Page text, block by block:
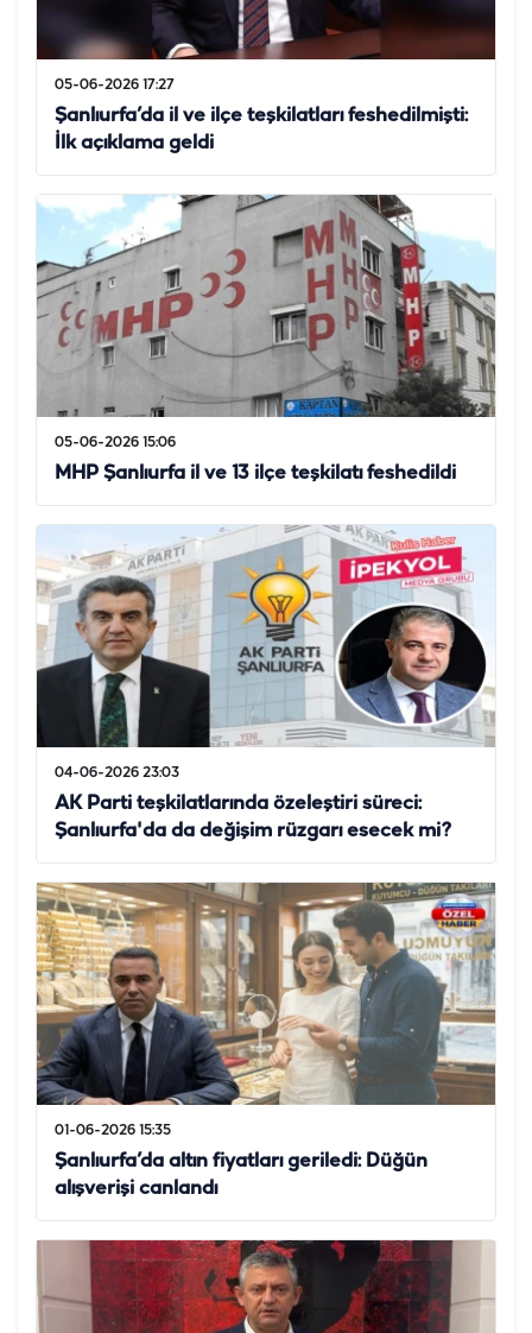
05-06-2026 17:27
Şanlıurfa’da il ve ilçe teşkilatları feshedilmişti:
İlk açıklama geldi
05-06-2026 15:06
MHP Şanlıurfa il ve 13 ilçe teşkilatı feshedildi
04-06-2026 23:03
AK Parti teşkilatlarında özeleştiri süreci:
Şanlıurfa'da da değişim rüzgarı esecek mi?
01-06-2026 15:35
Şanlıurfa’da altın fiyatları geriledi: Düğün
alışverişi canlandı